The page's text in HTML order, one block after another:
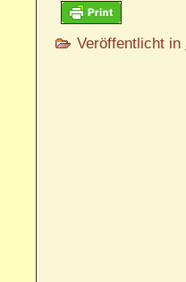
Veröffentlicht in